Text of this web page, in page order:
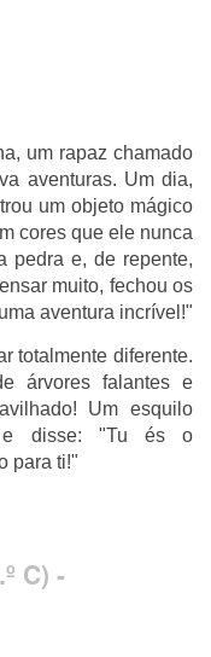
um rapaz chamado
aventuras. Um dia,
um objeto mágico
cores que ele nunca
pedra e, de repente,
muito, fechou os
aventura incrível!"
totalmente diferente.
árvores falantes e
Um esquilo
e disse: "Tu és o
para ti!"
C) -